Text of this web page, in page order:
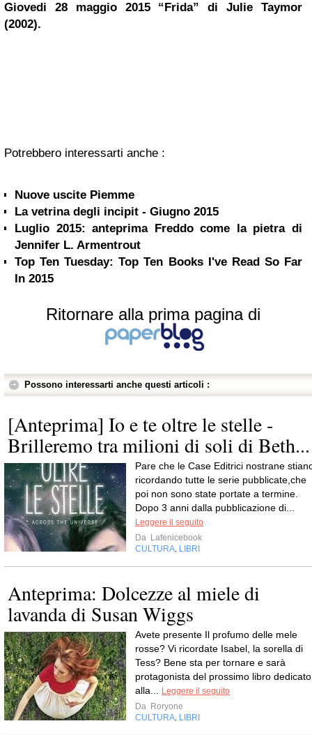
Giovedi 28 maggio 2015 “Frida” di Julie Taymor
(2002).
Potrebbero interessarti anche :
Nuove uscite Piemme
La vetrina degli incipit - Giugno 2015
Luglio 2015: anteprima Freddo come la pietra di
Jennifer L. Armentrout
Top Ten Tuesday: Top Ten Books I've Read So Far
In 2015
Ritornare alla prima pagina di
Possono interessarti anche questi articoli :
[Anteprima] Io e te oltre le stelle -
Brilleremo tra milioni di soli di Beth...
Pare che le Case Editrici nostrane
ricordando tutte le serie pubblicate,che
poi non sono state portate a termine.
Dopo 3 anni dalla pubblicazione di...
Leggere il seguito
Da Lafenicebook
CULTURA LIBRI
Anteprima: Dolcezze al miele di
lavanda di Susan Wiggs
Avete presente Il profumo delle mele
rosse? Vi ricordate Isabel, la sorella di
Tess? Bene sta per tornare e sarà
protagonista del prossimo libro dedicato
alla...
Leggere il seguito
Da Roryone
CULTURA LIBRI